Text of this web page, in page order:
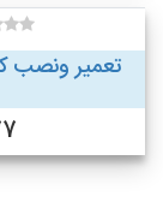
تعمیر ونصب